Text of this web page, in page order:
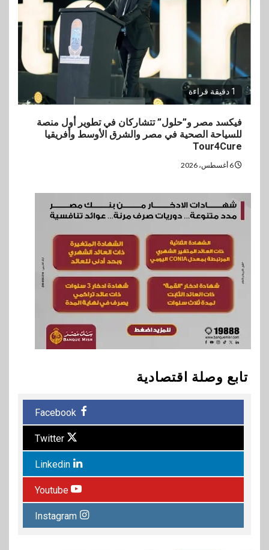
1 دقيقة قراءة
فيكسد مصر و”حلول” تتشاركان في تطوير أول منصة
للسياحة الصحية في مصر والشرق الأوسط وأفريقيا
Tour4Cure
تابع وصلة اقتصادية
Facebook
Twitter
Linkedin
Youtube
Instagram